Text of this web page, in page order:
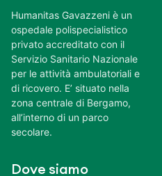
Humanitas Gavazzeni è un
ospedale polispecialistico
privato accreditato con il
Servizio Sanitario Nazionale
per le attività ambulatoriali e
di ricovero. E’ situato nella
zona centrale di Bergamo,
all’interno di un parco
secolare.
Dove siamo